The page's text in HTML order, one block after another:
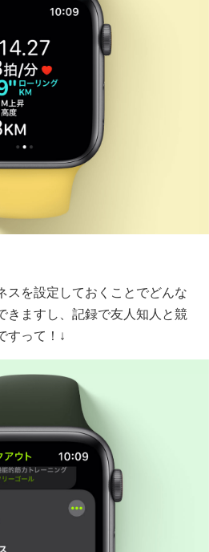
スを設定しておくことでどんな
きますし、記録で友人知人と競
すって！↓